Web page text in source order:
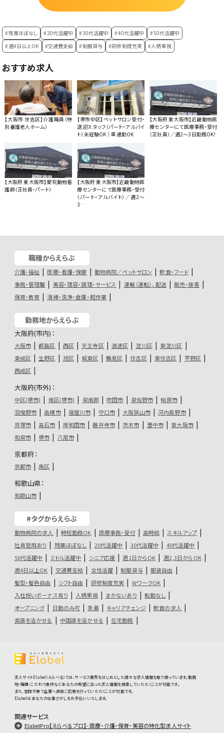
#残業ほぼなし #20代活躍中 #30代活躍中 #40代活躍中
#50代活躍中
#週4日以上OK
#交通費支給 #制服貸与 #研修制度充実 #人柄重視
おすすめ求人
【大阪市 住吉区】介護職員（特
別養護老人ホーム）
【堺市中区】ペットサロン受付・
送迎スタッフ（パート・アルバイ
ト）未経験OK｜車通勤OK
【大阪府 東大阪市】近畿動物医
療センターにて医療事務・受付
（正社員）／週2〜3日勤務OK！
【大阪府 東大阪市】愛玩動物看
護師（正社員・パート）
【大阪府 東大阪市】近畿動物医
療センターにて医療事務・受付
（パート・アルバイト）／週2〜
3…
職種からえらぶ
介護・福祉 医療・看護・保健 動物病院／ペットサロン
飲食・フード
事務・管理職
美容・理容・調理・サービス 運輸（運転）、配送
販売・接客
保育・教育
清掃・洗浄・倉庫・軽作業
勤務地からえらぶ
大阪府(市内)：
大阪市 都島区 西区 天王寺区 浪速区 淀川区
東淀川区
東成区
生野区 旭区 城東区 鶴見区 住吉区 東住吉区
平野区
西成区
大阪府(市外)：
中区(堺市) 南区(堺市) 泉南郡 吹田市 泉佐野市
柏原市
羽曳野市
高槻市 寝屋川市 守口市 大阪狭山市
河内長野市
貝塚市
高石市 岸和田市 藤井寺市 茨木市 豊中市
東大阪市
和泉市
堺市 八尾市
京都府：
京都市 南区
和歌山県：
和歌山市
#タグからえらぶ
動物病院の求人 時短勤務OK 医療事務・受付 高時給
スキルアップ
社員登用あり
残業ほぼなし 20代活躍中 30代活躍中
40代活躍中
50代活躍中
ミドル活躍中 シニア応援 週1日からOK
週2,3日からOK
週4日以上OK
交通費支給 女性活躍 制服貸与
服装自由
髪型・髪色自由
シフト自由 研修制度充実
WワークOK
入社祝いボーナス有り
人柄重視 まかないあり
転勤なし
オープニング
日勤のみ可 急募 キャリアチェンジ
飲食の求人
英語を活かせる
中国語を活かせる 在宅勤務
求人サイトElabel（えらべる）では、サービス業界をはじめとした様々な求人情報を取り扱っています。勤務
地・職種・こだわり条件などあなたの希望に合った求人情報を検索していただくことが可能です。
また、登録不要で企業へ直接ご応募を行っていただくことが可能です。
Elabelはあなたの仕事さがしをお手伝いいたします。
関連サービス
ElabelPro【えらべるプロ】- 医療・介護・保育・美容の特化型求人サイト